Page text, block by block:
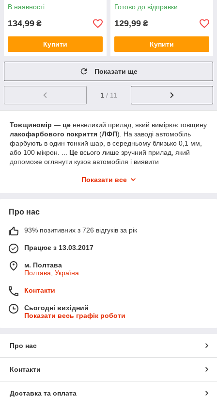
В наявності
134,99 ₴
Купити
Готово до відправки
129,99 ₴
Купити
Показати ще
1 / 11
Товщиномір — це невеликий прилад, який вимірює товщину
лакофарбового покриття (ЛФП). На заводі автомобіль
фарбують в один тонкий шар, в середньому близько 0,1 мм,
або 100 мікрон. ... Це всього лише зручний прилад, який
допоможе оглянути кузов автомобіля і виявити
Комп'ютерна діагностика автомобіля (
Так само в цій групі ви знайдете безліч різний автоаксесуарів
Показати все
Про нас
93% позитивних з 726 відгуків за рік
Працює з 13.03.2017
м. Полтава
Полтава, Україна
Контакти
Сьогодні вихідний
Показати весь графік роботи
Про нас
Контакти
Доставка та оплата